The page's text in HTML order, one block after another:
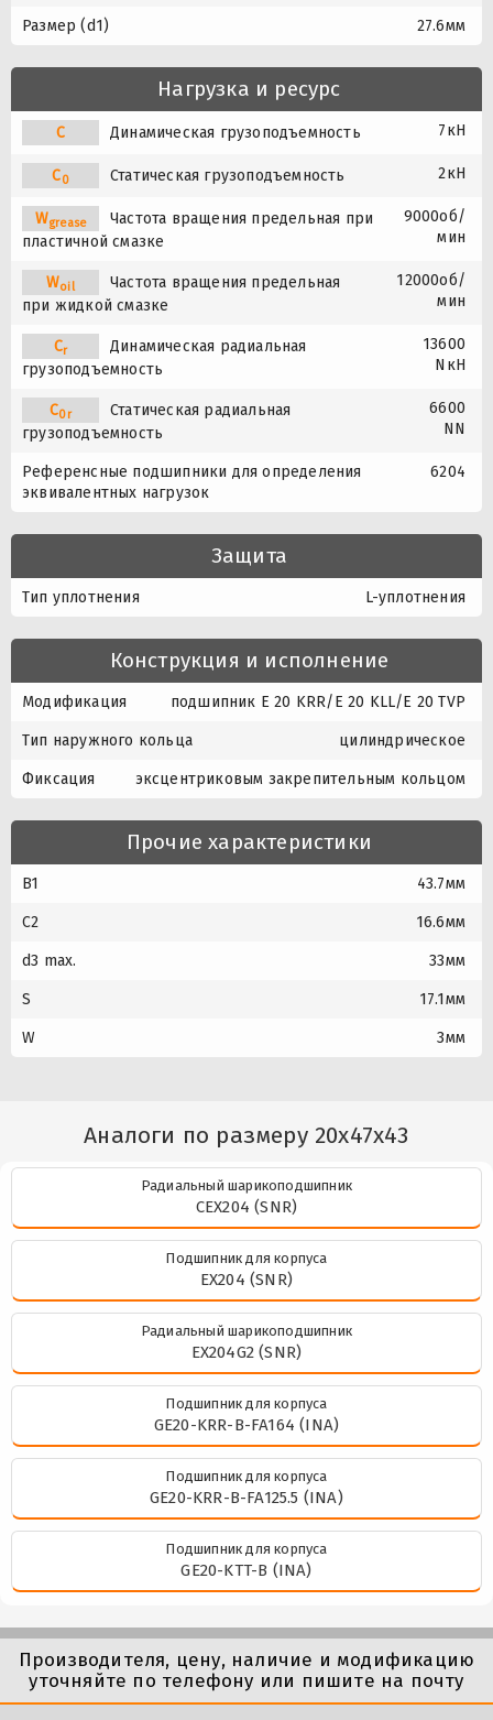
Размер (d1) 27.6мм
Нагрузка и ресурс
C Динамическая грузоподъемность 7кН
C0 Статическая грузоподъемность 2кН
Wgrease
Частота вращения предельная при
пластичной смазке
9000об/
мин
Woil
Частота вращения предельная
при жидкой смазке
12000об/
мин
Cr
Динамическая радиальная
грузоподъемность
13600
NкН
C0r
Статическая радиальная
грузоподъемность
6600
NN
Референсные подшипники для определения
эквивалентных нагрузок
6204
Защита
Тип уплотнения L-уплотнения
Конструкция и исполнение
Модификация подшипник E 20 KRR/E 20 KLL/E 20 TVP
Тип наружного кольца цилиндрическое
Фиксация эксцентриковым закрепительным кольцом
Прочие характеристики
B1 43.7мм
C2 16.6мм
d3 max. 33мм
S 17.1мм
W 3мм
Аналоги по размеру 20x47x43
Радиальный шарикоподшипник
CEX204 (SNR)
Подшипник для корпуса
EX204 (SNR)
Радиальный шарикоподшипник
EX204G2 (SNR)
Подшипник для корпуса
GE20-KRR-B-FA164 (INA)
Подшипник для корпуса
GE20-KRR-B-FA125.5 (INA)
Подшипник для корпуса
GE20-KTT-B (INA)
Производителя, цену, наличие и модификацию
уточняйте по телефону или пишите на почту